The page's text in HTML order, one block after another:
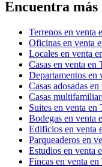
Encuentra más
Terrenos en venta
Oficinas en venta
Locales en venta
Casas en venta en
Departamentos en
Casas adosadas
Casas
Suites en venta en
Bodegas en venta
Edificios en venta
Parqueaderos en
Estudios en venta
Fincas en venta